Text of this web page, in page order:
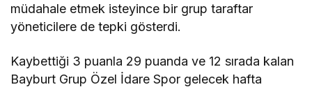
müdahale etmek isteyince bir grup taraftar
yöneticilere de tepki gösterdi.
Kaybettiği 3 puanla 29 puanda ve 12 sırada kalan
Bayburt Grup Özel İdare Spor gelecek hafta